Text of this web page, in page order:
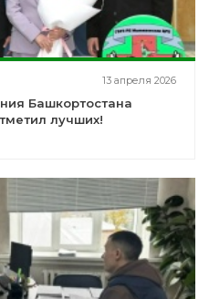
13 апреля 2026
Башкортостана
лучших!